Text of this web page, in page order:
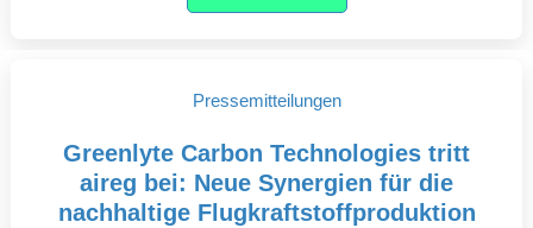
Pressemitteilungen
Greenlyte Carbon Technologies tritt
aireg bei: Neue Synergien für die
nachhaltige Flugkraftstoffproduktion